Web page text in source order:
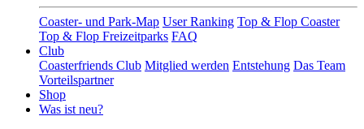
Coaster- und Park-Map User Ranking Top & Flop Coaster
Top & Flop Freizeitparks FAQ
Club
Coasterfriends Club Mitglied werden Entstehung Das Team
Vorteilspartner
Shop
Was ist neu?